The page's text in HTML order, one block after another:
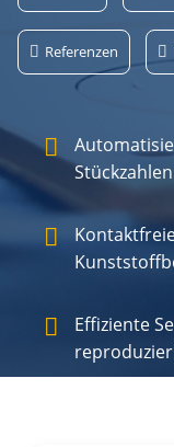
Referenzen
Stückzahlen
Effiziente